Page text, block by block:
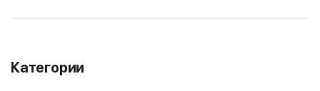
Категории